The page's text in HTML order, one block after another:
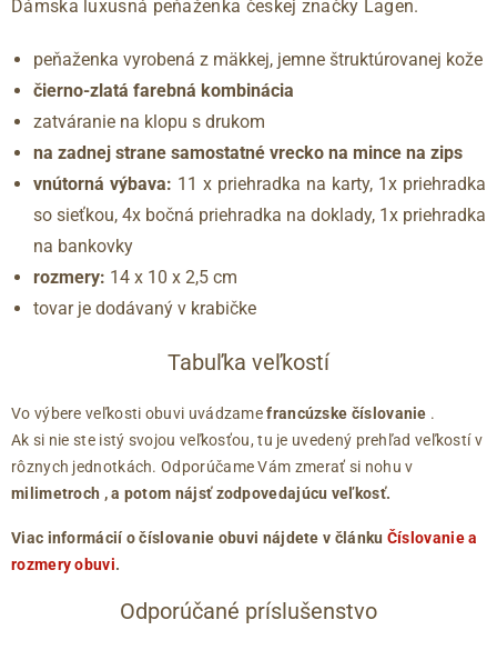
Dámska luxusná peňaženka českej značky Lagen.
peňaženka vyrobená z mäkkej, jemne štruktúrovanej kože
čierno-zlatá farebná kombinácia
zatváranie na klopu s drukom
na zadnej strane samostatné vrecko na mince na zips
vnútorná výbava: 11 x priehradka na karty, 1x priehradka
so sieťkou, 4x bočná priehradka na doklady, 1x priehradka
na bankovky
rozmery: 14 x 10 x 2,5 cm
tovar je dodávaný v krabičke
Tabuľka veľkostí
Vo výbere veľkosti obuvi uvádzamefrancúzske číslovanie .
Ak si nie ste istý svojou veľkosťou, tu je uvedený prehľad veľkostí v
rôznych jednotkách. Odporúčame Vám zmerať si nohu v
milimetroch , a potom nájsť zodpovedajúcu veľkosť.
Viac informácií o číslovanie obuvi nájdete v článku Číslovanie a
rozmery obuvi.
Odporúčané príslušenstvo